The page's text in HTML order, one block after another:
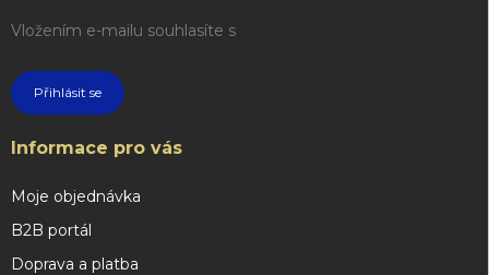
Vložením e-mailu souhlasíte s
Přihlásit se
Informace pro vás
Moje objednávka
B2B portál
Doprava a platba